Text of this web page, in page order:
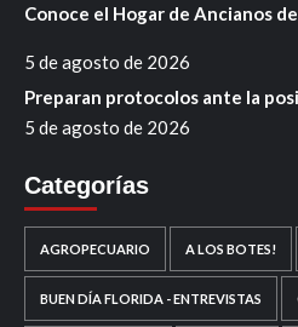
Conoce el Hogar de Ancianos
5 de agosto de 2026
Preparan protocolos ante la
5 de agosto de 2026
Categorías
AGROPECUARIO A LOS BOTES!
BUEN DÍA FLORIDA - ENTREVISTAS